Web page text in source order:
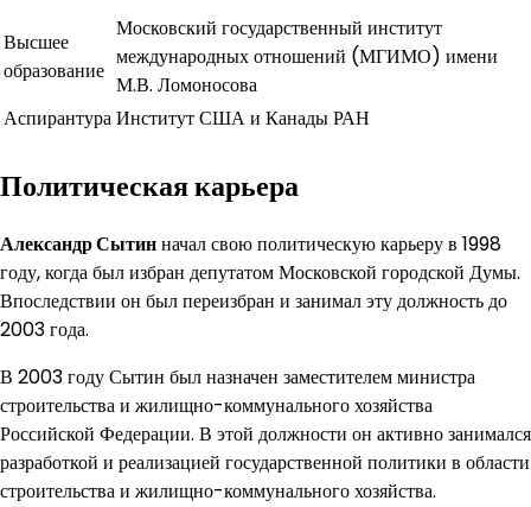
Высшее
образование
Московский государственный институт
международных отношений (МГИМО) имени
М.В. Ломоносова
АспирантураИнститут США и Канады РАН
Политическая карьера
Александр Сытинначал свою политическую карьеру в 1998
году, когда был избран депутатом Московской городской Думы.
Впоследствии он был переизбран и занимал эту должность до
2003 года.
В 2003 году Сытин был назначен заместителем министра
строительства и жилищно-коммунального хозяйства
Российской Федерации. В этой должности он активно занимался
разработкой и реализацией государственной политики в области
строительства и жилищно-коммунального хозяйства.